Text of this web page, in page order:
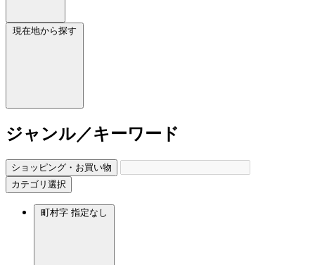
現在地から探す
ジャンル／キーワード
ショッピング・お買い物
カテゴリ選択
町村字 指定なし